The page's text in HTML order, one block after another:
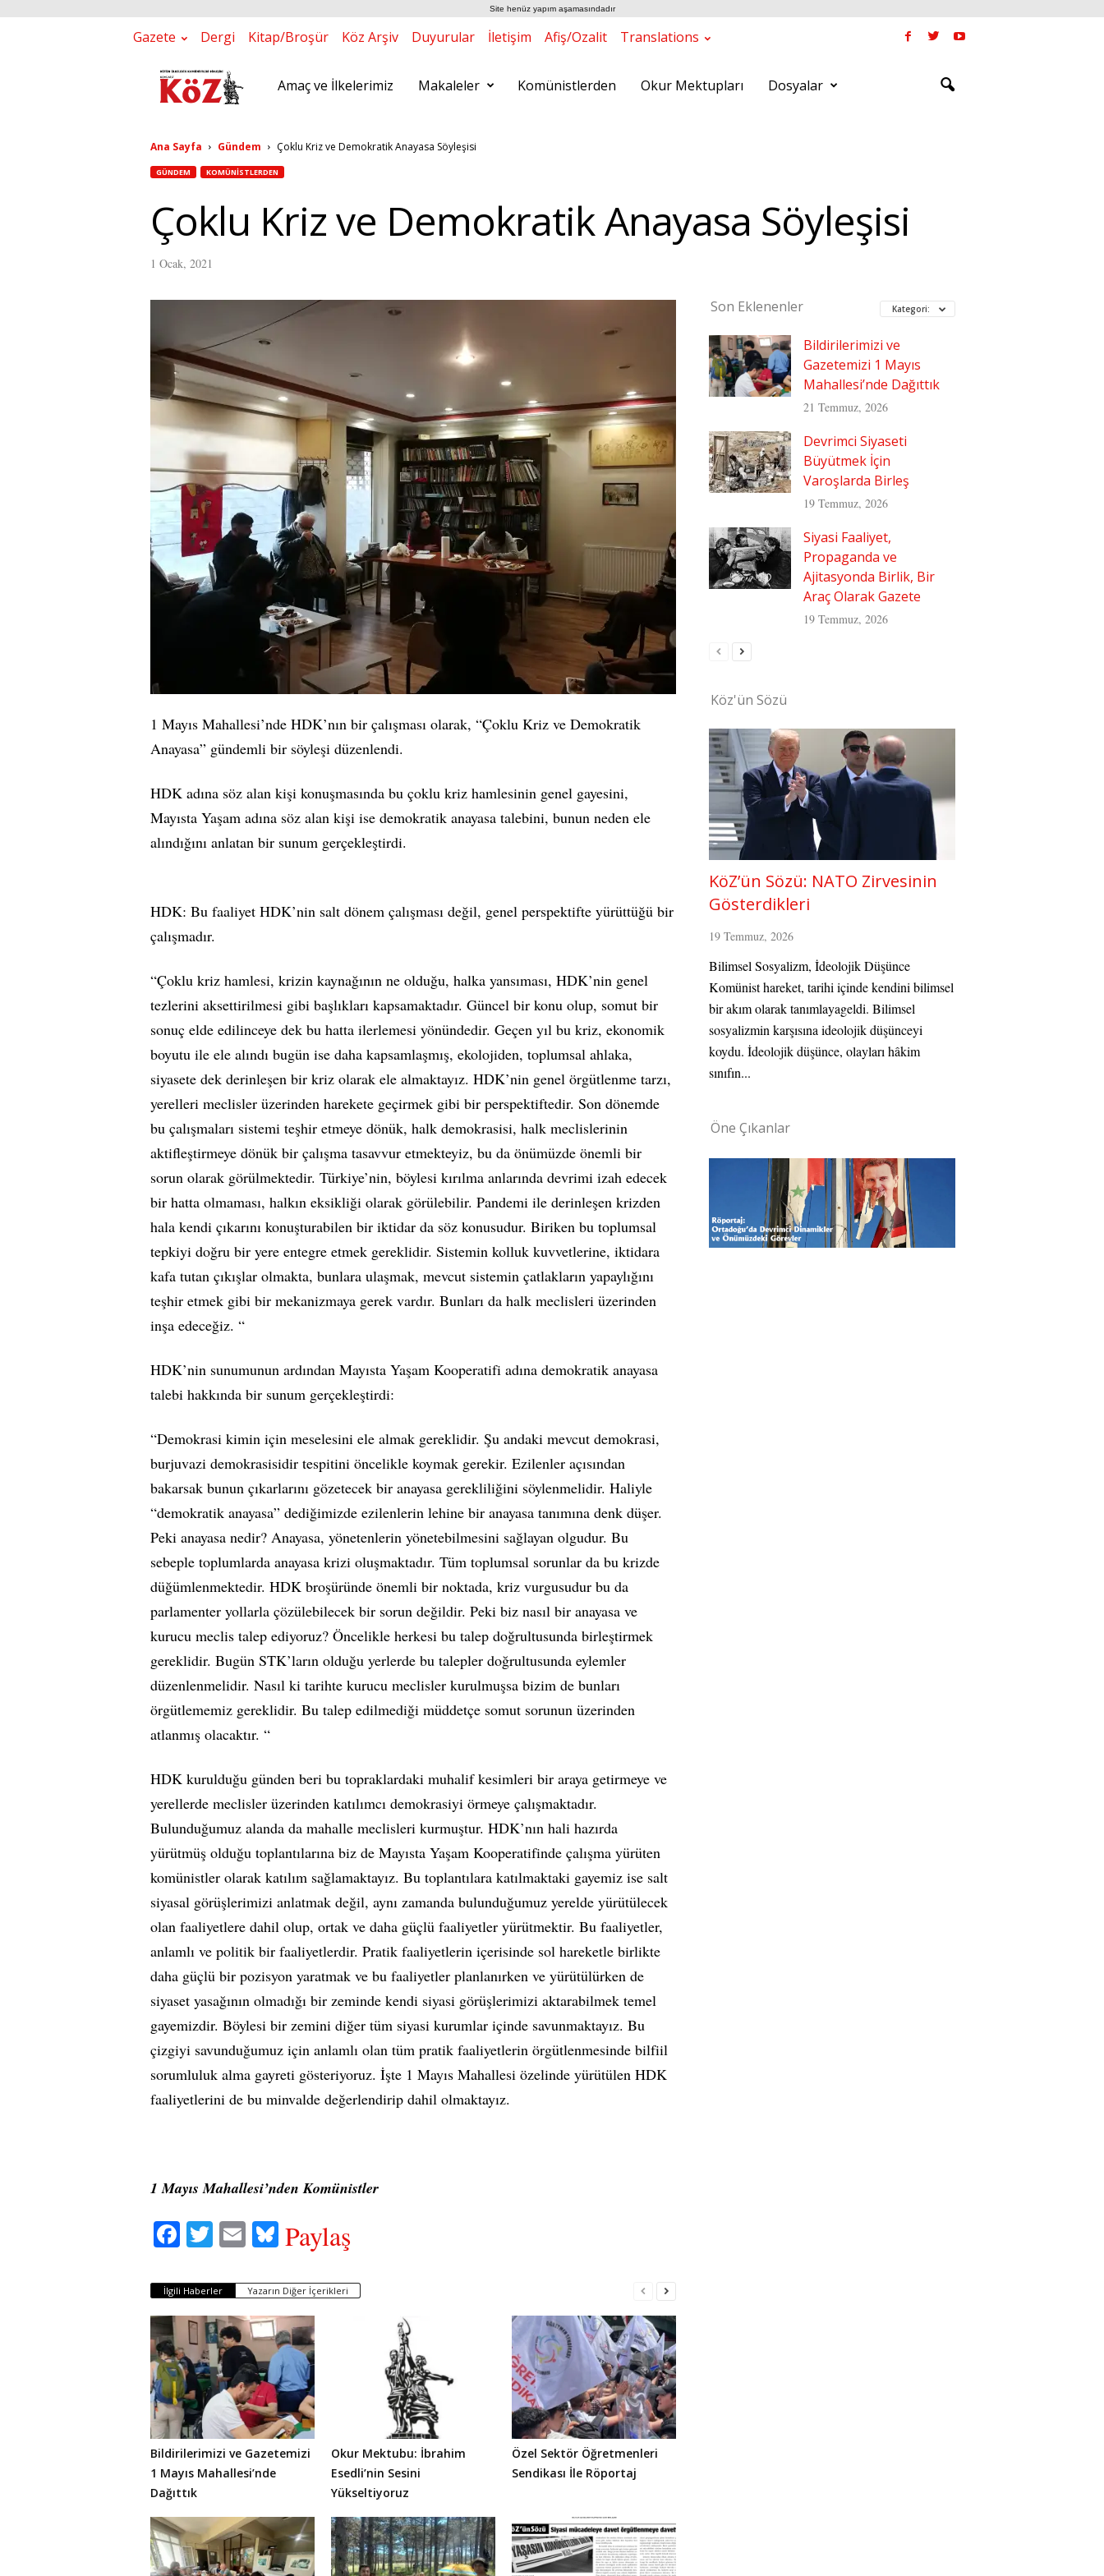
Site henüz yapım aşamasındadır
Gazete Dergi Kitap/Broşür Köz Arşiv Duyurular İletişim Afiş/Ozalit Translations
a
e
t
e
s
Amaç ve İlkelerimiz Makaleler Komünistlerden Okur Mektupları Dosyalar
Ana Sayfa Gündem Çoklu Kriz ve Demokratik Anayasa Söyleşisi
GÜNDEM KOMÜNISTLERDEN
Çoklu Kriz ve Demokratik Anayasa Söyleşisi
1 Ocak, 2021
1 Mayıs Mahallesi’nde HDK’nın bir çalışması olarak, “Çoklu Kriz ve Demokratik
Anayasa” gündemli bir söyleşi düzenlendi.
HDK adına söz alan kişi konuşmasında bu çoklu kriz hamlesinin genel gayesini,
Mayısta Yaşam adına söz alan kişi ise demokratik anayasa talebini, bunun neden ele
alındığını anlatan bir sunum gerçekleştirdi.
HDK: Bu faaliyet HDK’nin salt dönem çalışması değil, genel perspektifte yürüttüğü bir
çalışmadır.
“Çoklu kriz hamlesi, krizin kaynağının ne olduğu, halka yansıması, HDK’nin genel
tezlerini aksettirilmesi gibi başlıkları kapsamaktadır. Güncel bir konu olup, somut bir
sonuç elde edilinceye dek bu hatta ilerlemesi yönündedir. Geçen yıl bu kriz, ekonomik
boyutu ile ele alındı bugün ise daha kapsamlaşmış, ekolojiden, toplumsal ahlaka,
siyasete dek derinleşen bir kriz olarak ele almaktayız. HDK’nin genel örgütlenme tarzı,
yerelleri meclisler üzerinden harekete geçirmek gibi bir perspektiftedir. Son dönemde
bu çalışmaları sistemi teşhir etmeye dönük, halk demokrasisi, halk meclislerinin
aktifleştirmeye dönük bir çalışma tasavvur etmekteyiz, bu da önümüzde önemli bir
sorun olarak görülmektedir. Türkiye’nin, böylesi kırılma anlarında devrimi izah edecek
bir hatta olmaması, halkın eksikliği olarak görülebilir. Pandemi ile derinleşen krizden
hala kendi çıkarını konuşturabilen bir iktidar da söz konusudur. Biriken bu toplumsal
tepkiyi doğru bir yere entegre etmek gereklidir. Sistemin kolluk kuvvetlerine, iktidara
kafa tutan çıkışlar olmakta, bunlara ulaşmak, mevcut sistemin çatlakların yapaylığını
teşhir etmek gibi bir mekanizmaya gerek vardır. Bunları da halk meclisleri üzerinden
inşa edeceğiz. “
HDK’nin sunumunun ardından Mayısta Yaşam Kooperatifi adına demokratik anayasa
talebi hakkında bir sunum gerçekleştirdi:
“Demokrasi kimin için meselesini ele almak gereklidir. Şu andaki mevcut demokrasi,
burjuvazi demokrasisidir tespitini öncelikle koymak gerekir. Ezilenler açısından
bakarsak bunun çıkarlarını gözetecek bir anayasa gerekliliğini söylenmelidir. Haliyle
“demokratik anayasa” dediğimizde ezilenlerin lehine bir anayasa tanımına denk düşer.
Peki anayasa nedir? Anayasa, yönetenlerin yönetebilmesini sağlayan olgudur. Bu
sebeple toplumlarda anayasa krizi oluşmaktadır. Tüm toplumsal sorunlar da bu krizde
düğümlenmektedir. HDK broşüründe önemli bir noktada, kriz vurgusudur bu da
parlamenter yollarla çözülebilecek bir sorun değildir. Peki biz nasıl bir anayasa ve
kurucu meclis talep ediyoruz? Öncelikle herkesi bu talep doğrultusunda birleştirmek
gereklidir. Bugün STK’ların olduğu yerlerde bu talepler doğrultusunda eylemler
düzenlenmelidir. Nasıl ki tarihte kurucu meclisler kurulmuşsa bizim de bunları
örgütlememiz gereklidir. Bu talep edilmediği müddetçe somut sorunun üzerinden
atlanmış olacaktır. “
HDK kurulduğu günden beri bu topraklardaki muhalif kesimleri bir araya getirmeye ve
yerellerde meclisler üzerinden katılımcı demokrasiyi örmeye çalışmaktadır.
Bulunduğumuz alanda da mahalle meclisleri kurmuştur. HDK’nın hali hazırda
yürütmüş olduğu toplantılarına biz de Mayısta Yaşam Kooperatifinde çalışma yürüten
komünistler olarak katılım sağlamaktayız. Bu toplantılara katılmaktaki gayemiz ise salt
siyasal görüşlerimizi anlatmak değil, aynı zamanda bulunduğumuz yerelde yürütülecek
olan faaliyetlere dahil olup, ortak ve daha güçlü faaliyetler yürütmektir. Bu faaliyetler,
anlamlı ve politik bir faaliyetlerdir. Pratik faaliyetlerin içerisinde sol hareketle birlikte
daha güçlü bir pozisyon yaratmak ve bu faaliyetler planlanırken ve yürütülürken de
siyaset yasağının olmadığı bir zeminde kendi siyasi görüşlerimizi aktarabilmek temel
gayemizdir. Böylesi bir zemini diğer tüm siyasi kurumlar içinde savunmaktayız. Bu
çizgiyi savunduğumuz için anlamlı olan tüm pratik faaliyetlerin örgütlenmesinde bilfiil
sorumluluk alma gayreti gösteriyoruz. İşte 1 Mayıs Mahallesi özelinde yürütülen HDK
faaliyetlerini de bu minvalde değerlendirip dahil olmaktayız.
1 Mayıs Mahallesi’nden Komünistler
Fa
bo
ok
T
tte
r
E
ail
Bl
sk
y
Paylaş
İlgili Haberler Yazarın Diğer İçerikleri
Bildirilerimizi ve Gazetemizi
1 Mayıs Mahallesi’nde
Dağıttık
Okur Mektubu: İbrahim
Esedli’nin Sesini
Yükseltiyoruz
Özel Sektör Öğretmenleri
Sendikası İle Röportaj
Son Eklenenler Kategori:
Bildirilerimizi ve
Gazetemizi 1 Mayıs
Mahallesi’nde Dağıttık
21 Temmuz, 2026
Devrimci Siyaseti
Büyütmek İçin
Varoşlarda Birleş
19 Temmuz, 2026
Siyasi Faaliyet,
Propaganda ve
Ajitasyonda Birlik, Bir
Araç Olarak Gazete
19 Temmuz, 2026
Köz'ün Sözü
KöZ’ün Sözü: NATO Zirvesinin
Gösterdikleri
19 Temmuz, 2026
Bilimsel Sosyalizm, İdeolojik Düşünce
Komünist hareket, tarihi içinde kendini bilimsel
bir akım olarak tanımlayageldi. Bilimsel
sosyalizmin karşısına ideolojik düşünceyi
koydu. İdeolojik düşünce, olayları hâkim
sınıfın...
Öne Çıkanlar